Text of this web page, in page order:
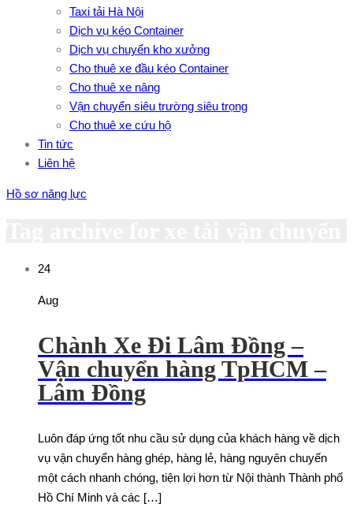
Taxi tải Hà Nội
Dịch vụ kéo Container
Dịch vụ chuyển kho xưởng
Cho thuê xe đầu kéo Container
Cho thuê xe nâng
Vận chuyển siêu trường siêu trọng
Cho thuê xe cứu hộ
Tin tức
Liên hệ
Hồ sơ năng lực
24
Aug
Chành Xe Đi Lâm Đồng –
Vận chuyển hàng TpHCM –
Lâm Đồng
Luôn đáp ứng tốt nhu cầu sử dụng của khách hàng về dịch
vụ vận chuyển hàng ghép, hàng lẻ, hàng nguyên chuyến
một cách nhanh chóng, tiện lợi hơn từ Nội thành Thành phố
Hồ Chí Minh và các […]